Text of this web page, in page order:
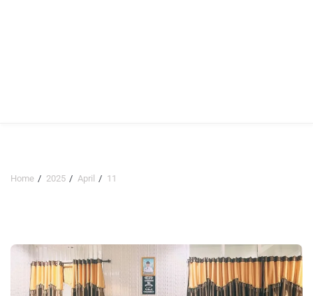
Home 2025 April 11